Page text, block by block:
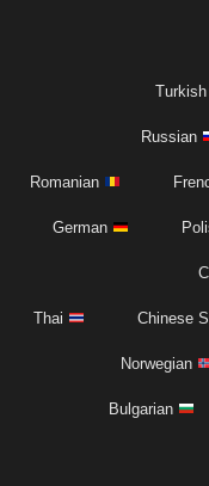
Turkish
Russian
Romanian
German
Chinese
Thai
Norwegian
Bulgarian